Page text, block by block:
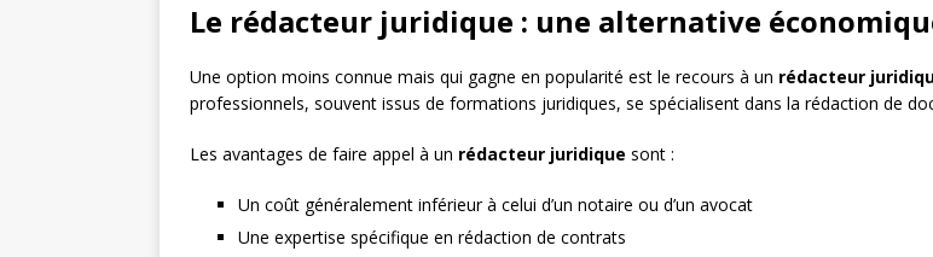
Le rédacteur juridique : une alternative
Une option moins connue mais qui gagne en popularité est le recours à un rédacteur
professionnels, souvent issus de formations juridiques, se spécialisent dans la rédaction de
Les avantages de faire appel à un rédacteur juridique sont :
Un coût généralement inférieur à celui d’un notaire ou d’un avocat
Une expertise spécifique en rédaction de contrats